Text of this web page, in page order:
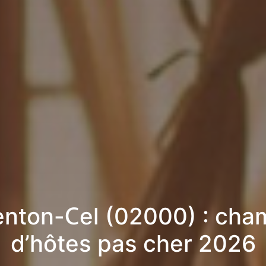
Cel (02000) :
d’hôtes pas cher 2026